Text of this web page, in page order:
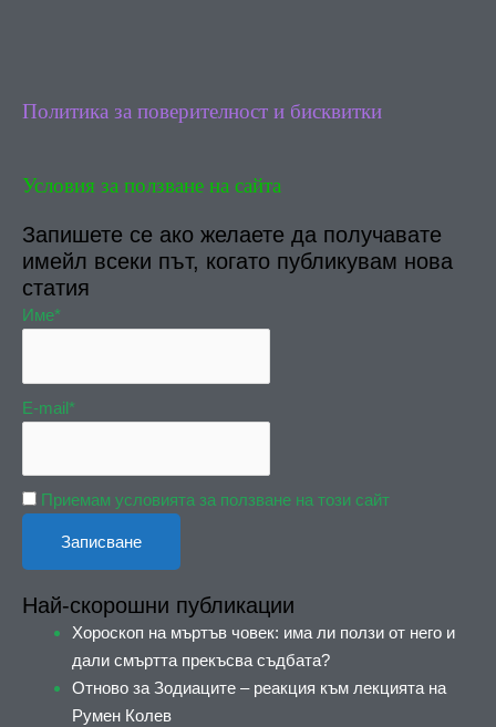
k
Политика за поверителност и бисквитки
Условия за ползване на сайта
Запишете се ако желаете да получавате
имейл всеки път, когато публикувам нова
статия
Име*
E-mail*
Приемам условията за ползване на този сайт
Най-скорошни публикации
Хороскоп на мъртъв човек: има ли ползи от него и
дали смъртта прекъсва съдбата?
Отново за Зодиаците – реакция към лекцията на
Румен Колев